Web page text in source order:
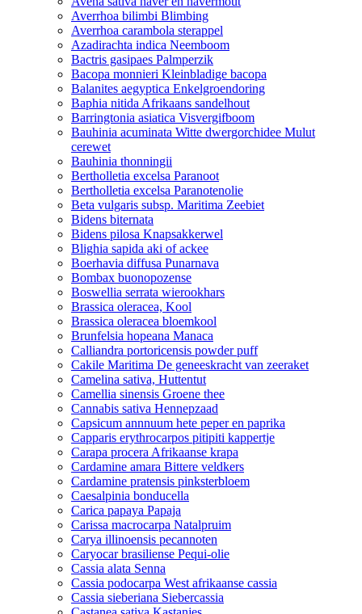
Averrhoa bilimbi Blimbing
Averrhoa carambola sterappel
Azadirachta indica Neemboom
Bactris gasipaes Palmperzik
Bacopa monnieri Kleinbladige bacopa
Balanites aegyptica Enkelgroendoring
Baphia nitida Afrikaans sandelhout
Barringtonia asiatica Visvergifboom
Bauhinia acuminata Witte dwergorchidee Mulut
cerewet
Bauhinia thonningii
Bertholletia excelsa Paranoot
Bertholletia excelsa Paranotenolie
Beta vulgaris subsp. Maritima Zeebiet
Bidens biternata
Bidens pilosa Knapsakkerwel
Blighia sapida aki of ackee
Boerhavia diffusa Punarnava
Bombax buonopozense
Boswellia serrata wierookhars
Brassica oleracea, Kool
Brassica oleracea bloemkool
Brunfelsia hopeana Manaca
Calliandra portoricensis powder puff
Cakile Maritima De geneeskracht van zeeraket
Camelina sativa, Huttentut
Camellia sinensis Groene thee
Cannabis sativa Hennepzaad
Capsicum annnuum hete peper en paprika
Capparis erythrocarpos pitipiti kappertje
Carapa procera Afrikaanse krapa
Cardamine amara Bittere veldkers
Cardamine pratensis pinksterbloem
Caesalpinia bonducella
Carica papaya Papaja
Carissa macrocarpa Natalpruim
Carya illinoensis pecannoten
Caryocar brasiliense Pequi-olie
Cassia alata Senna
Cassia podocarpa West afrikaanse cassia
Cassia sieberiana Siebercassia